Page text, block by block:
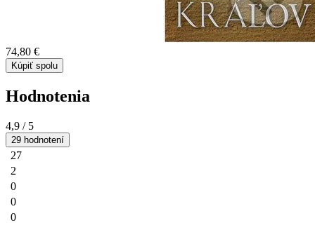
74,80 €
Kúpiť spolu
Hodnotenia
4,9 / 5
29 hodnotení
27
2
0
0
0